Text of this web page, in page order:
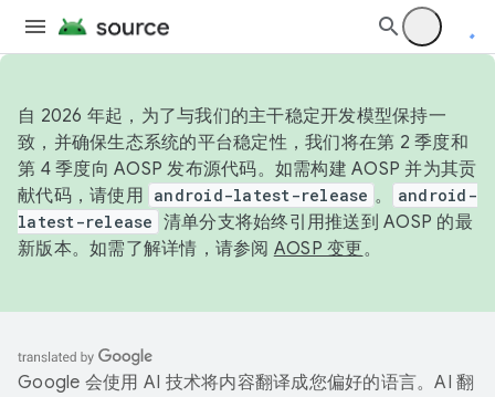
自 2026 年起，为了与我们的主干稳定开发模型保持一
致，并确保生态系统的平台稳定性，我们将在第 2 季度和
第 4 季度向 AOSP 发布源代码。如需构建 AOSP 并为其贡
献代码，请使用 android-latest-release 。
android-
latest-release 清单分支将始终引用推送到 AOSP 的最
新版本。如需了解详情，请参阅 AOSP 变更。
Google 会使用 AI 技术将内容翻译成您偏好的语言。AI 翻